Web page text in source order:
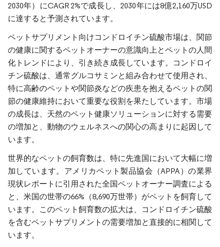
2030年）にCAGR 2%で成長し、2030年には8億2,160万USD
に達すると予測されています。
ペットサプリメント向けコンドロイチン硫酸市場は、関節
の健康に関するペットオーナーの意識向上とペットの人間
化トレンドにより、引き続き成長しています。コンドロイ
チン硫酸は、通常グルコサミンと組み合わせて使用され、
特に高齢のペットや関節炎などの疾患を抱えるペットの関
節の健康維持において重要な役割を果たしています。市場
の成長は、天然のペット健康ソリューションに対する需要
の増加と、動物のウェルネスへの関心の高まりに起因して
います。
世界的なペットの飼育数は、特に先進国において大幅に増
加しています。アメリカペット製品協会（APPA）の業界
現状レポートに引用された全国ペットオーナー調査による
と、米国の世帯の66%（8,690万世帯）がペットを飼育して
います。このペット飼育数の拡大は、コンドロイチン硫酸
を含むペットサプリメントの需要増加と直接的に相関して
います。